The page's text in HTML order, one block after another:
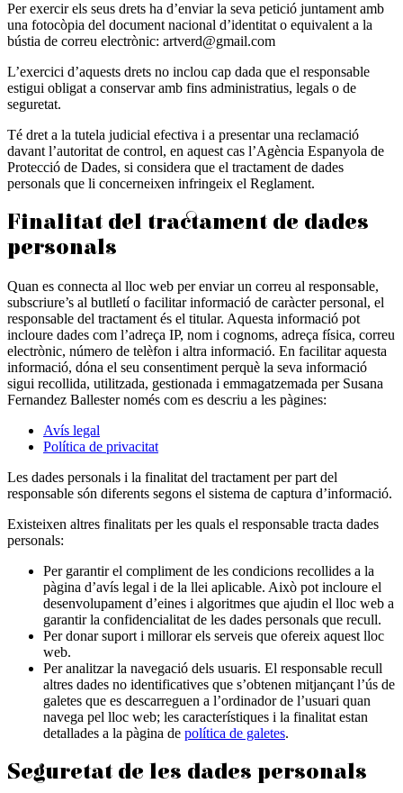
Per exercir els seus drets ha d’enviar la seva petició juntament amb
una fotocòpia del document nacional d’identitat o equivalent a la
bústia de correu electrònic: artverd@gmail.com
L’exercici d’aquests drets no inclou cap dada que el responsable
estigui obligat a conservar amb fins administratius, legals o de
seguretat.
Té dret a la tutela judicial efectiva i a presentar una reclamació
davant l’autoritat de control, en aquest cas l’Agència Espanyola de
Protecció de Dades, si considera que el tractament de dades
personals que li concerneixen infringeix el Reglament.
Finalitat del tractament de dades
personals
Quan es connecta al lloc web per enviar un correu al responsable,
subscriure’s al butlletí o facilitar informació de caràcter personal, el
responsable del tractament és el titular. Aquesta informació pot
incloure dades com l’adreça IP, nom i cognoms, adreça física, correu
electrònic, número de telèfon i altra informació. En facilitar aquesta
informació, dóna el seu consentiment perquè la seva informació
sigui recollida, utilitzada, gestionada i emmagatzemada per Susana
Fernandez Ballester només com es descriu a les pàgines:
Avís legal
Política de privacitat
Les dades personals i la finalitat del tractament per part del
responsable són diferents segons el sistema de captura d’informació.
Existeixen altres finalitats per les quals el responsable tracta dades
personals:
Per garantir el compliment de les condicions recollides a la
pàgina d’avís legal i de la llei aplicable. Això pot incloure el
desenvolupament d’eines i algoritmes que ajudin el lloc web a
garantir la confidencialitat de les dades personals que recull.
Per donar suport i millorar els serveis que ofereix aquest lloc
web.
Per analitzar la navegació dels usuaris. El responsable recull
altres dades no identificatives que s’obtenen mitjançant l’ús de
galetes que es descarreguen a l’ordinador de l’usuari quan
navega pel lloc web; les característiques i la finalitat estan
detallades a la pàgina de política de galetes.
Seguretat de les dades personals